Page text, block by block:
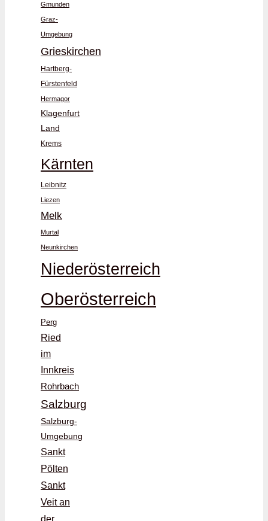
Gmunden
Graz-
Umgebung
Grieskirchen
Hartberg-
Fürstenfeld
Hermagor
Klagenfurt
Land
Krems
Kärnten
Leibnitz
Liezen
Melk
Murtal
Neunkirchen
Niederösterreich
Oberösterreich
Perg
Ried
im
Innkreis
Rohrbach
Salzburg
Salzburg-
Umgebung
Sankt
Pölten
Sankt
Veit an